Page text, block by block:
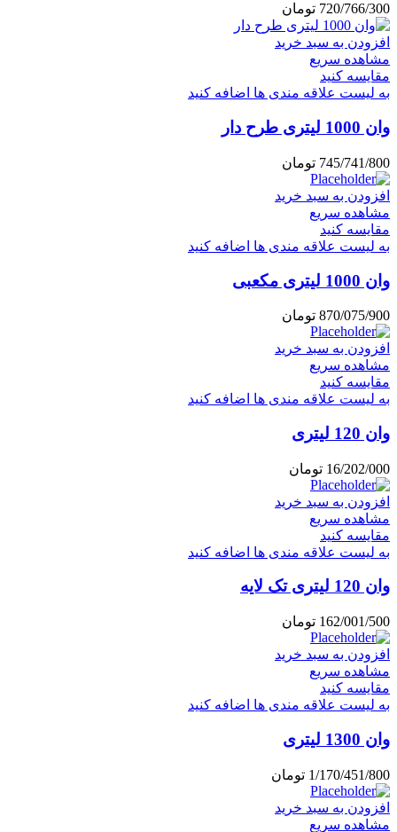
720/766/300 تومان
افزودن به سبد خرید
مشاهده سریع
مقایسه کنید
به لیست علاقه مندی ها اضافه کنید
وان 1000 لیتری طرح دار
745/741/800 تومان
افزودن به سبد خرید
مشاهده سریع
مقایسه کنید
به لیست علاقه مندی ها اضافه کنید
وان 1000 لیتری مکعبی
870/075/900 تومان
افزودن به سبد خرید
مشاهده سریع
مقایسه کنید
به لیست علاقه مندی ها اضافه کنید
وان 120 لیتری
16/202/000 تومان
افزودن به سبد خرید
مشاهده سریع
مقایسه کنید
به لیست علاقه مندی ها اضافه کنید
وان 120 لیتری تک لایه
162/001/500 تومان
افزودن به سبد خرید
مشاهده سریع
مقایسه کنید
به لیست علاقه مندی ها اضافه کنید
وان 1300 لیتری
1/170/451/800 تومان
افزودن به سبد خرید
مشاهده سریع